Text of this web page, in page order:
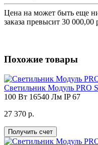
Цена на может быть еще
заказа превысит 30 000,00
Похожие товары
Светильник Модуль PRO
100 Вт 16540 Лм IP 67
27 370 р.
Получить счет